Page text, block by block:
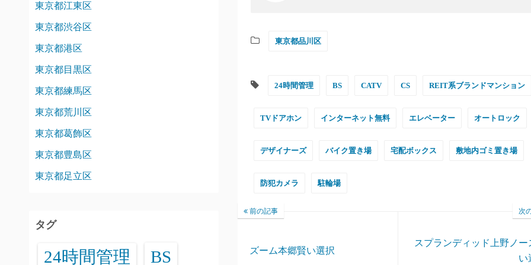
東京都品川区
24時間管理 BS CATV CS REIT系ブランドマンション
TVドアホン インターネット無料 エレベーター オートロック
デザイナーズ バイク置き場 宅配ボックス 敷地内ゴミ置き場
防犯カメラ 駐輪場
前の記事
ズーム本郷賢い選択
次
スプランディッド上野ノー
い
東京都江東区
東京都渋谷区
東京都港区
東京都目黒区
東京都練馬区
東京都荒川区
東京都葛飾区
東京都豊島区
東京都足立区
タグ
24時間管理 BS